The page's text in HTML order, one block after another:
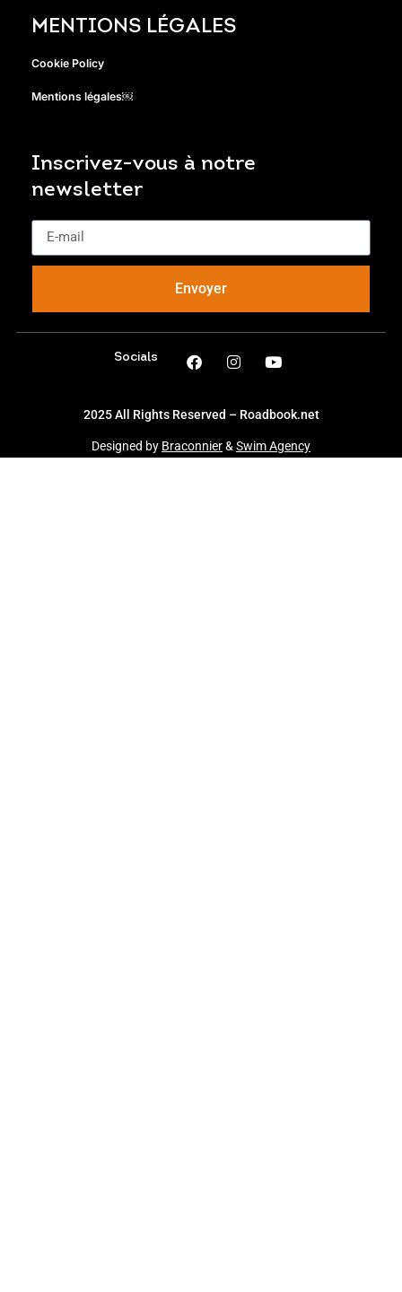
MENTIONS LÉGALES
Cookie Policy
Mentions légales￼
Inscrivez-vous à notre
newsletter
Envoyer
2025 All Rights Reserved – Roadbook.net
Designed by Braconnier&Swim Agency
Socials